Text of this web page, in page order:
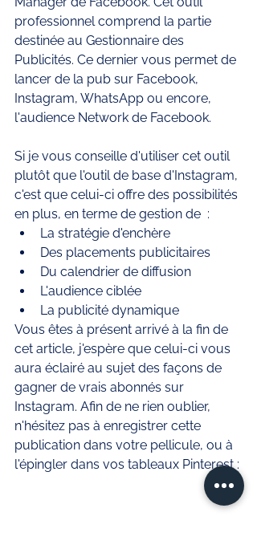
professionnel comprend la partie
destinée au Gestionnaire des
Publicités. Ce dernier vous permet de
lancer de la pub sur Facebook,
Instagram, WhatsApp ou encore,
l'audience Network de Facebook.
Si je vous conseille d'utiliser cet outil
plutôt que l'outil de base d'Instagram,
c'est que celui-ci offre des possibilités
en plus, en terme de gestion de  :
La stratégie d'enchère
Des placements publicitaires
Du calendrier de diffusion
L'audience ciblée
La publicité dynamique
Vous êtes à présent arrivé à la fin de
cet article, j'espère que celui-ci vous
aura éclairé au sujet des façons de
gagner de vrais abonnés sur
Instagram. Afin de ne rien oublier,
n'hésitez pas à enregistrer cette
publication dans votre pellicule, ou à
l'épingler dans vos tableaux Pinterest :